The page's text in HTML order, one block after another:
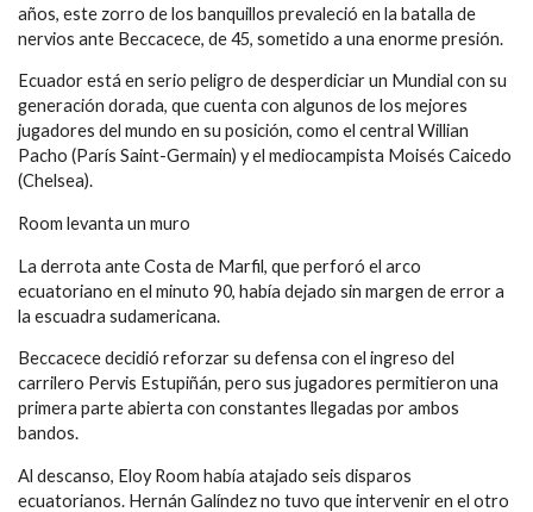
años, este zorro de los banquillos prevaleció en la batalla de
nervios ante Beccacece, de 45, sometido a una enorme presión.
Ecuador está en serio peligro de desperdiciar un Mundial con su
generación dorada, que cuenta con algunos de los mejores
jugadores del mundo en su posición, como el central Willian
Pacho (París Saint-Germain) y el mediocampista Moisés Caicedo
(Chelsea).
Room levanta un muro
La derrota ante Costa de Marfil, que perforó el arco
ecuatoriano en el minuto 90, había dejado sin margen de error a
la escuadra sudamericana.
Beccacece decidió reforzar su defensa con el ingreso del
carrilero Pervis Estupiñán, pero sus jugadores permitieron una
primera parte abierta con constantes llegadas por ambos
bandos.
Al descanso, Eloy Room había atajado seis disparos
ecuatorianos. Hernán Galíndez no tuvo que intervenir en el otro